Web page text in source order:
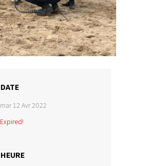
DATE
mar 12 Avr 2022
Expired!
HEURE